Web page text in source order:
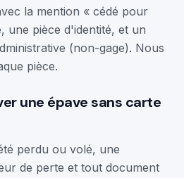
la mention « cédé pour
une pièce d'identité, et un
(non-gage). Nous
pièce.
une épave sans carte
perdu ou volé, une
de perte et tout document